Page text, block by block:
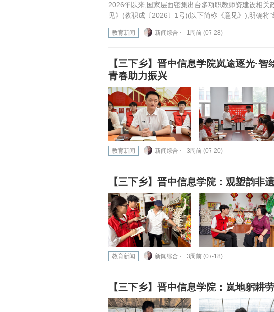
2026年以来,国家层面密集出台多项职教师资建设相
见》(教职成〔2026〕1号)(以下简称《意见》),明确将“
教育新闻 新闻综合 ⋅ 1周前 (07-28)
【三下乡】晋中信息学院岚途逐光·
青春助力振兴
教育新闻 新闻综合 ⋅ 3周前 (07-20)
【三下乡】晋中信息学院：观塑韵非
教育新闻 新闻综合 ⋅ 3周前 (07-18)
【三下乡】晋中信息学院：岚地躬耕